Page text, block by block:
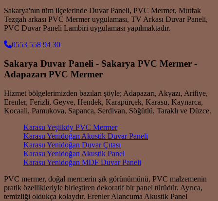
Sakarya'nın tüm ilçelerinde Duvar Paneli, PVC Mermer, Mutfak
Tezgah arkası PVC Mermer uygulaması, TV Arkası Duvar Paneli,
PVC Duvar Paneli Lambiri uygulaması yapılmaktadır.
0553 558 94 30
Sakarya Duvar Paneli - Sakarya PVC Mermer -
Adapazarı PVC Mermer
Hizmet bölgelerimizden bazıları şöyle; Adapazarı, Akyazı, Arifiye,
Erenler, Ferizli, Geyve, Hendek, Karapürçek, Karasu, Kaynarca,
Kocaali, Pamukova, Sapanca, Serdivan, Söğütlü, Taraklı ve Düzce.
Karasu Yeşilköy PVC Mermer
Karasu Yenidoğan Akustik Duvar Paneli
Karasu Yenidoğan Duvar Çıtası
Karasu Yenidoğan Akustik Panel
Karasu Yenidoğan MDF Duvar Paneli
PVC mermer, doğal mermerin şık görünümünü, PVC malzemenin
pratik özellikleriyle birleştiren dekoratif bir panel türüdür. Ayrıca,
temizliği oldukça kolaydır. Erenler Alancuma Akustik Panel